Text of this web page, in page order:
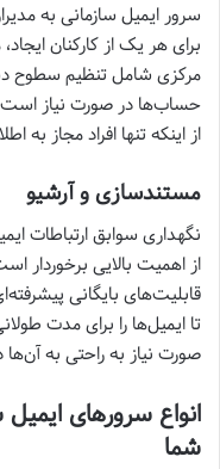
برای هر یک از کارکنان
مرکزی شامل تنظیم سطوح
حساب‌ها در صورت نیاز است.
از اینکه تنها افراد مجاز
مستندسازی و آرشیو
نگهداری سوابق ارتباطات
از اهمیت بالایی برخوردار
قابلیت‌های بایگانی
تا ایمیل‌ها را برای مدت
صورت نیاز به راحتی به
انواع سرورهای
شما